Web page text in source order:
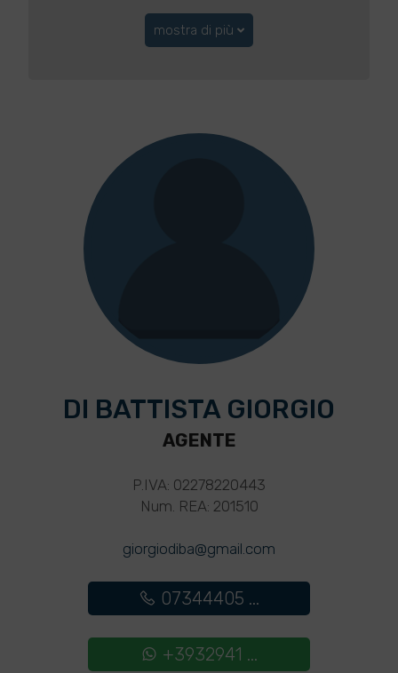
mostra di più
DI BATTISTA GIORGIO
AGENTE
P.IVA: 02278220443
Num. REA: 201510
giorgiodiba@gmail.com
07344405 ...
+3932941 ...